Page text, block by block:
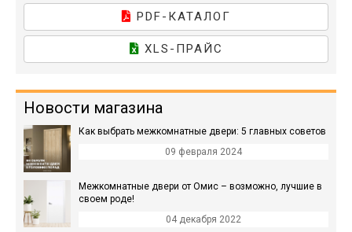
PDF-КАТАЛОГ
XLS-ПРАЙС
Новости магазина
Как выбрать межкомнатные двери: 5 главных советов
09 февраля 2024
Межкомнатные двери от Омис – возможно, лучшие в
своем роде!
04 декабря 2022